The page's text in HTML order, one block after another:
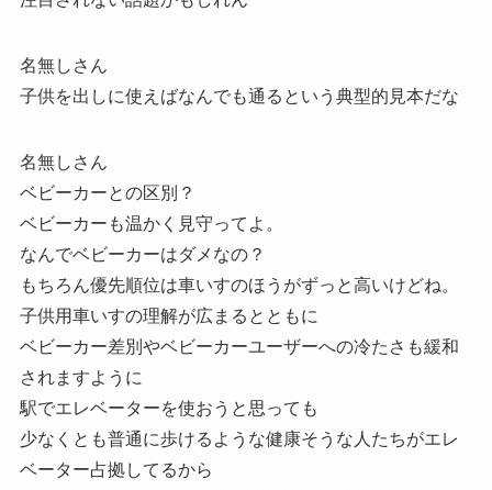
名無しさん
子供を出しに使えばなんでも通るという典型的見本だな
名無しさん
ベビーカーとの区別？
ベビーカーも温かく見守ってよ。
なんでベビーカーはダメなの？
もちろん優先順位は車いすのほうがずっと高いけどね。
子供用車いすの理解が広まるとともに
ベビーカー差別やベビーカーユーザーへの冷たさも緩和
されますように
駅でエレベーターを使おうと思っても
少なくとも普通に歩けるような健康そうな人たちがエレ
ベーター占拠してるから